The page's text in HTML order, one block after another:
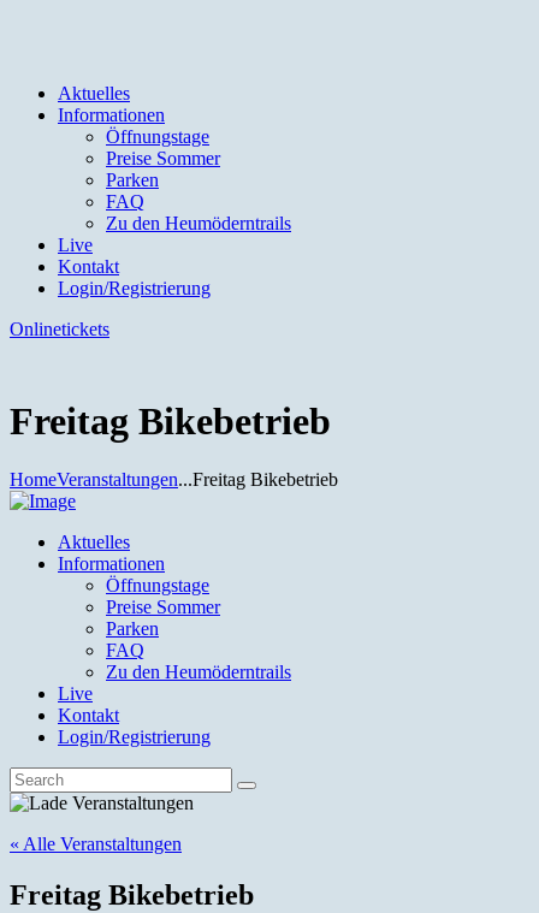
Aktuelles
Informationen
Öffnungstage
Preise Sommer
Parken
FAQ
Zu den Heumöderntrails
Live
Kontakt
Login/Registrierung
Onlinetickets
Freitag Bikebetrieb
HomeVeranstaltungen...Freitag Bikebetrieb
Aktuelles
Informationen
Öffnungstage
Preise Sommer
Parken
FAQ
Zu den Heumöderntrails
Live
Kontakt
Login/Registrierung
« Alle Veranstaltungen
Freitag Bikebetrieb